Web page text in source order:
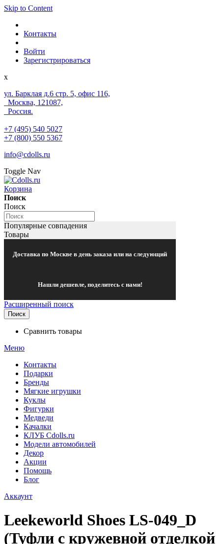
Skip to Content
Контакты
Войти
Зарегистрироваться
x
ул. Барклая д.6 стр. 5, офис 116,
Москва, 121087,
Россия.
+7 (495) 540 5027
+7 (800) 550 5367
info@cdolls.ru
Toggle Nav
Корзина
Поиск
Поиск
Популярные совпадения
Товары
Доставка по Москве в день заказа или на следующий
Нашли дешевле, поделитесь с нами!
Расширенный поиск
Поиск
Сравнить товары
Меню
Контакты
Подарки
Бренды
Мягкие игрушки
Куклы
Фигурки
Медведи
Качалки
КЛУБ Cdolls.ru
Модели автомобилей
Декор
Акции
Помощь
Блог
Аккаунт
Leekeworld Shoes LS-049_D
(Туфли с кружевной отделкой